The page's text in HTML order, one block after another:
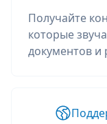
Получайте
которые
документов и